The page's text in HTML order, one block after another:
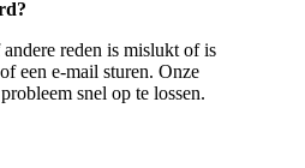
reden is mislukt of is
een e-mail sturen. Onze
snel op te lossen.